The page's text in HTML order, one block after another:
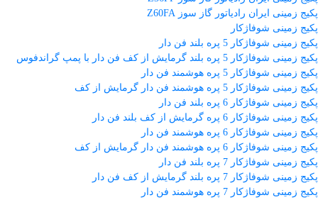
پکیج زمینی ایران رادیاتور گاز سوز Z60FA
پکیج زمینی شوفاژکار
پکیج زمینی شوفاژکار 5 پره بلند فن دار
پکیج زمینی شوفاژکار 5 پره بلند گرمایش از کف فن دار با پمپ گراندفوس
پکیج زمینی شوفاژکار 5 پره هوشمند فن دار
پکیج زمینی شوفاژکار 5 پره هوشمند فن دار گرمایش از کف
پکیج زمینی شوفاژکار 6 پره بلند فن دار
پکیج زمینی شوفاژکار 6 پره گرمایش از کف بلند فن دار
پکیج زمینی شوفاژکار 6 پره هوشمند فن دار
پکیج زمینی شوفاژکار 6 پره هوشمند فن دار گرمایش از کف
پکیج زمینی شوفاژکار 7 پره بلند فن دار
پکیج زمینی شوفاژکار 7 پره بلند گرمایش از کف فن دار
پکیج زمینی شوفاژکار 7 پره هوشمند فن دار